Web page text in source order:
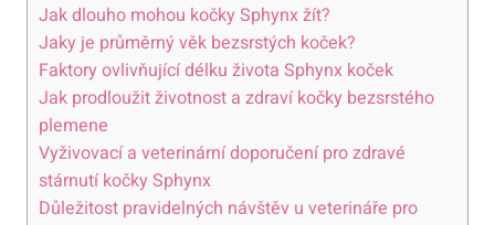
Jak dlouho mohou kočky Sphynx žít?
Jaky je průměrný věk bezsrstých koček?
Faktory ovlivňující délku života Sphynx koček
Jak prodloužit životnost a zdraví kočky bezsrstého
plemene
Vyživovací a veterinární doporučení pro zdravé
stárnutí kočky Sphynx
Důležitost pravidelných návštěv u veterináře pro